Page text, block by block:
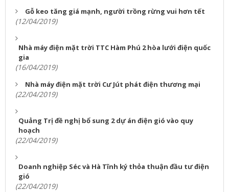
Gỗ keo tăng giá mạnh, người trồng rừng vui hơn tết
(12/04/2019)
Nhà máy điện mặt trời TTC Hàm Phú 2 hòa lưới điện quốc
gia
(16/04/2019)
Nhà máy điện mặt trời Cư Jút phát điện thương mại
(22/04/2019)
Quảng Trị đề nghị bổ sung 2 dự án điện gió vào quy
hoạch
(22/04/2019)
Doanh nghiệp Séc và Hà Tĩnh ký thỏa thuận đầu tư điện
gió
(22/04/2019)